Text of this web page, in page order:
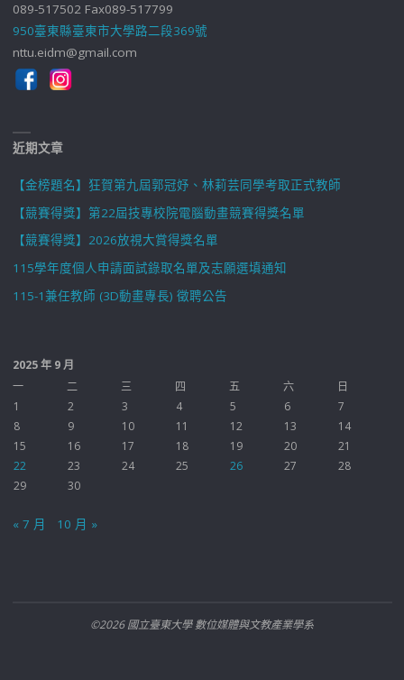
089-517502 Fax089-517799
950臺東縣臺東市大學路二段369號
nttu.eidm@gmail.com
近期文章
【金榜題名】狂賀第九屆郭冠妤、林莉芸同學考取正式教師
【競賽得獎】第22屆技專校院電腦動畫競賽得獎名單
【競賽得獎】2026放視大賞得獎名單
115學年度個人申請面試錄取名單及志願選填通知
115-1兼任教師 (3D動畫專長) 徵聘公告
2025 年 9 月
一
二 三 四 五 六
日
1
2 3 4 5 6
7
8
9 10 11 12 13
14
15
16 17 18 19 20
21
22
23 24 25 26 27
28
29
30
« 7 月 10 月 »
©2026 國立臺東大學 數位媒體與文教產業學系